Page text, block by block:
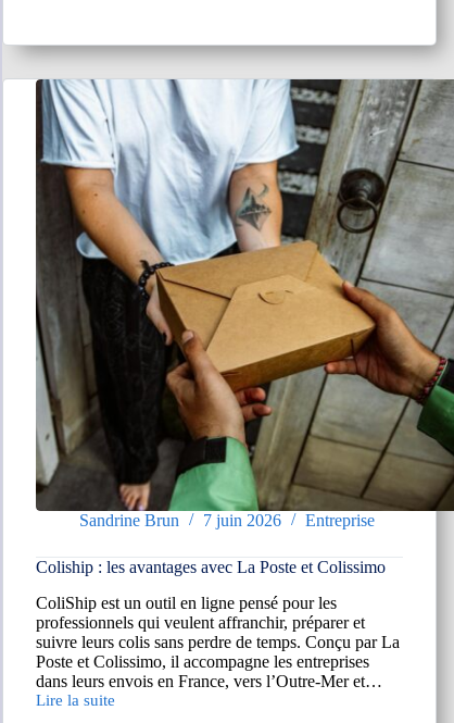
dans
Yvelines
étapes,
aides
et
partenaires
Sandrine Brun 7 juin 2026 Entreprise
Coliship : les avantages avec La Poste et Colissimo
ColiShip est un outil en ligne pensé pour les
professionnels qui veulent affranchir, préparer et
suivre leurs colis sans perdre de temps. Conçu par La
Poste et Colissimo, il accompagne les entreprises
dans leurs envois en France, vers l’Outre-Mer et…
Lire la suite
Coliship